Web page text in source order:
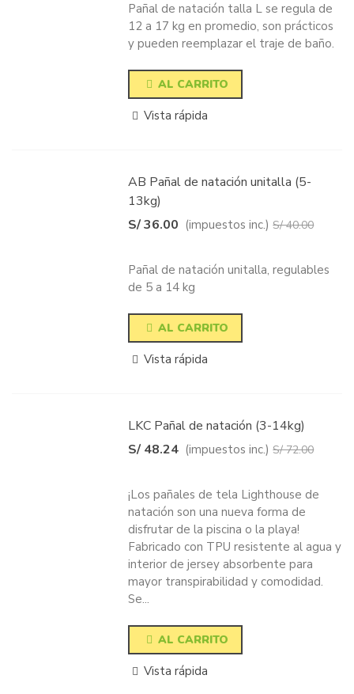
Pañal de natación talla L se regula de
12 a 17 kg en promedio, son prácticos
y pueden reemplazar el traje de baño.
AL CARRITO
Vista rápida
AB Pañal de natación unitalla (5-
13kg)
S/ 36.00 (impuestos inc.) S/ 40.00
Pañal de natación unitalla, regulables
de 5 a 14 kg
AL CARRITO
Vista rápida
LKC Pañal de natación (3-14kg)
S/ 48.24 (impuestos inc.) S/ 72.00
¡Los pañales de tela Lighthouse de
natación son una nueva forma de
disfrutar de la piscina o la playa!
Fabricado con TPU resistente al agua y
interior de jersey absorbente para
mayor transpirabilidad y comodidad.
Se...
AL CARRITO
Vista rápida